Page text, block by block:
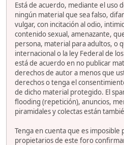
Está de acuerdo, mediante el uso
ningún material que sea falso,
vulgar, con incitación al odio,
contenido sexual, amenazante,
persona, material para adultos, o
internacional o la ley Federal de
está de acuerdo en no publicar
derechos de autor a menos que
derechos o tenga el
de dicho material protegido. El
flooding (repetición), anuncios,
piramidales y colectas están
Tenga en cuenta que es imposible
propietarios de este foro